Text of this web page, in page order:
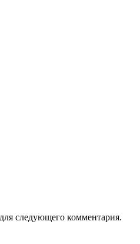
следующего комментария.